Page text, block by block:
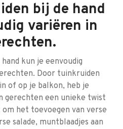
bij de hand
variëren in
kun je eenvoudig
Door tuinkruiden
of op je balkon, heb je
gerechten een unieke twist
het toevoegen van verse
salade, muntblaadjes aan